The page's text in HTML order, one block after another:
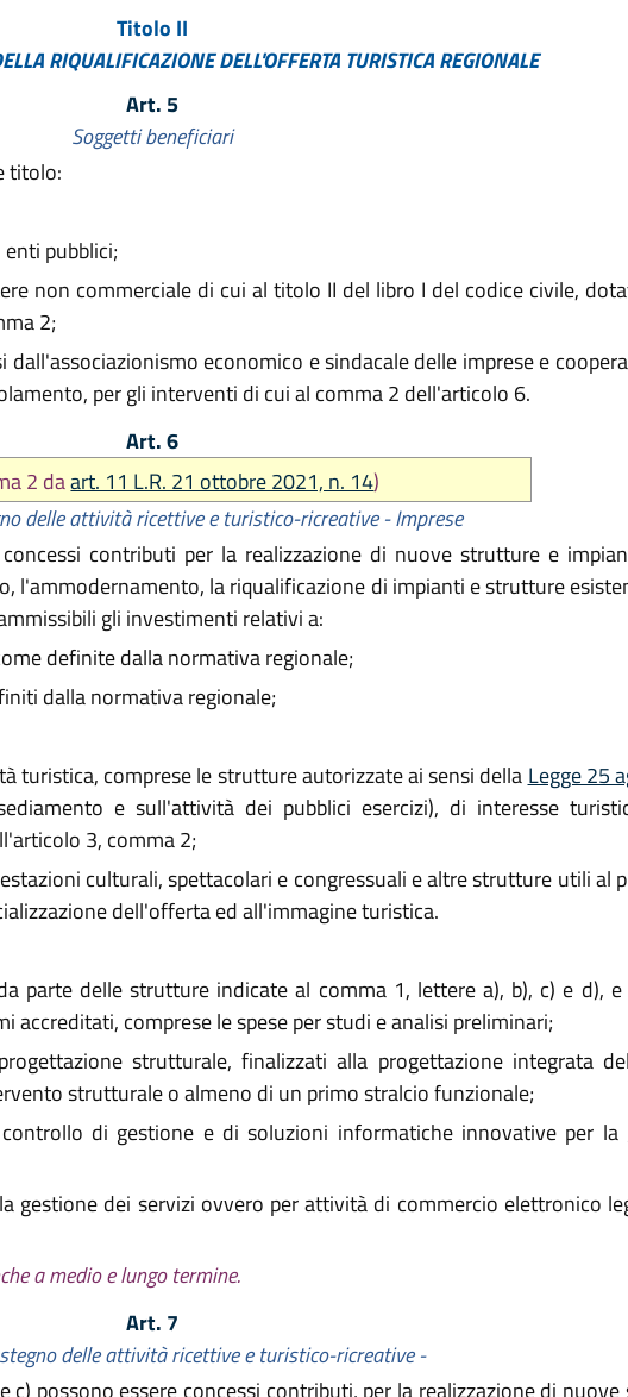
Titolo II
RIQUALIFICAZIONE DELL'OFFERTA TURISTICA REGIONALE
Art. 5
Soggetti beneficiari
titolo:
pubblici;
non commerciale di cui al titolo II del libro I del codice civile,
2;
economico e sindacale delle imprese e
per gli interventi di cui al comma 2 dell'articolo 6.
Art. 6
2 daart. 11 L.R. 21 ottobre 2021, n. 14)
delle attività ricettive e turistico-ricreative - Imprese
contributi per la realizzazione di nuove strutture e
l'ammodernamento, la riqualificazione di impianti e strutture
gli investimenti relativi a:
definite dalla normativa regionale;
dalla normativa regionale;
turistica, comprese le strutture autorizzate ai sensi della Legge 25
e sull'attività dei pubblici esercizi), di interesse
3, comma 2;
culturali, spettacolari e congressuali e altre strutture utili al
dell'offerta ed all'immagine turistica.
parte delle strutture indicate al comma 1, lettere a), b), c) e d),
accreditati, comprese le spese per studi e analisi preliminari;
strutturale, finalizzati alla progettazione integrata
strutturale o almeno di un primo stralcio funzionale;
di gestione e di soluzioni informatiche innovative per la
gestione dei servizi ovvero per attività di commercio elettronico
a medio e lungo termine.
Art. 7
delle attività ricettive e turistico-ricreative -
possono essere concessi contributi, per la realizzazione di